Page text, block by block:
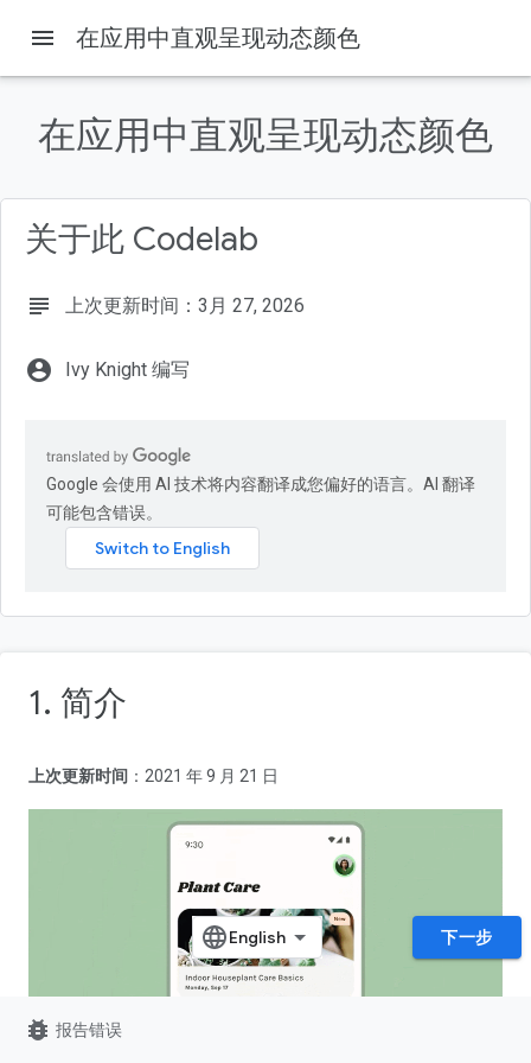
1. 简介
学习内容
所需条件
2. 开始
menu 在应用中直观呈现动态颜色
在应用中直观呈现动态颜色
关于此 Codelab
subject 上次更新时间：3月 27, 2026
account_circle Ivy Knight 编写
Google 会使用 AI 技术将内容翻译成您偏好的语言。AI 翻译
可能包含错误。
1. 简介
上次更新时间 ：2021 年 9 月 21 日
下一步
bug_report 报告错误